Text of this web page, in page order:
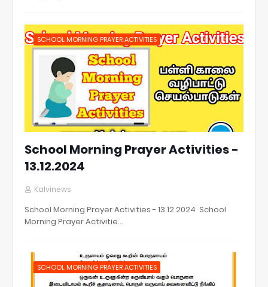
SCHOOL MORNING PRAYER ACTIVITIES
School Morning Prayer Activities -
13.12.2024
Kalvinews
School Morning Prayer Activities - 13.12.2024 School
Morning Prayer Activitie…
SCHOOL MORNING PRAYER ACTIVITIES